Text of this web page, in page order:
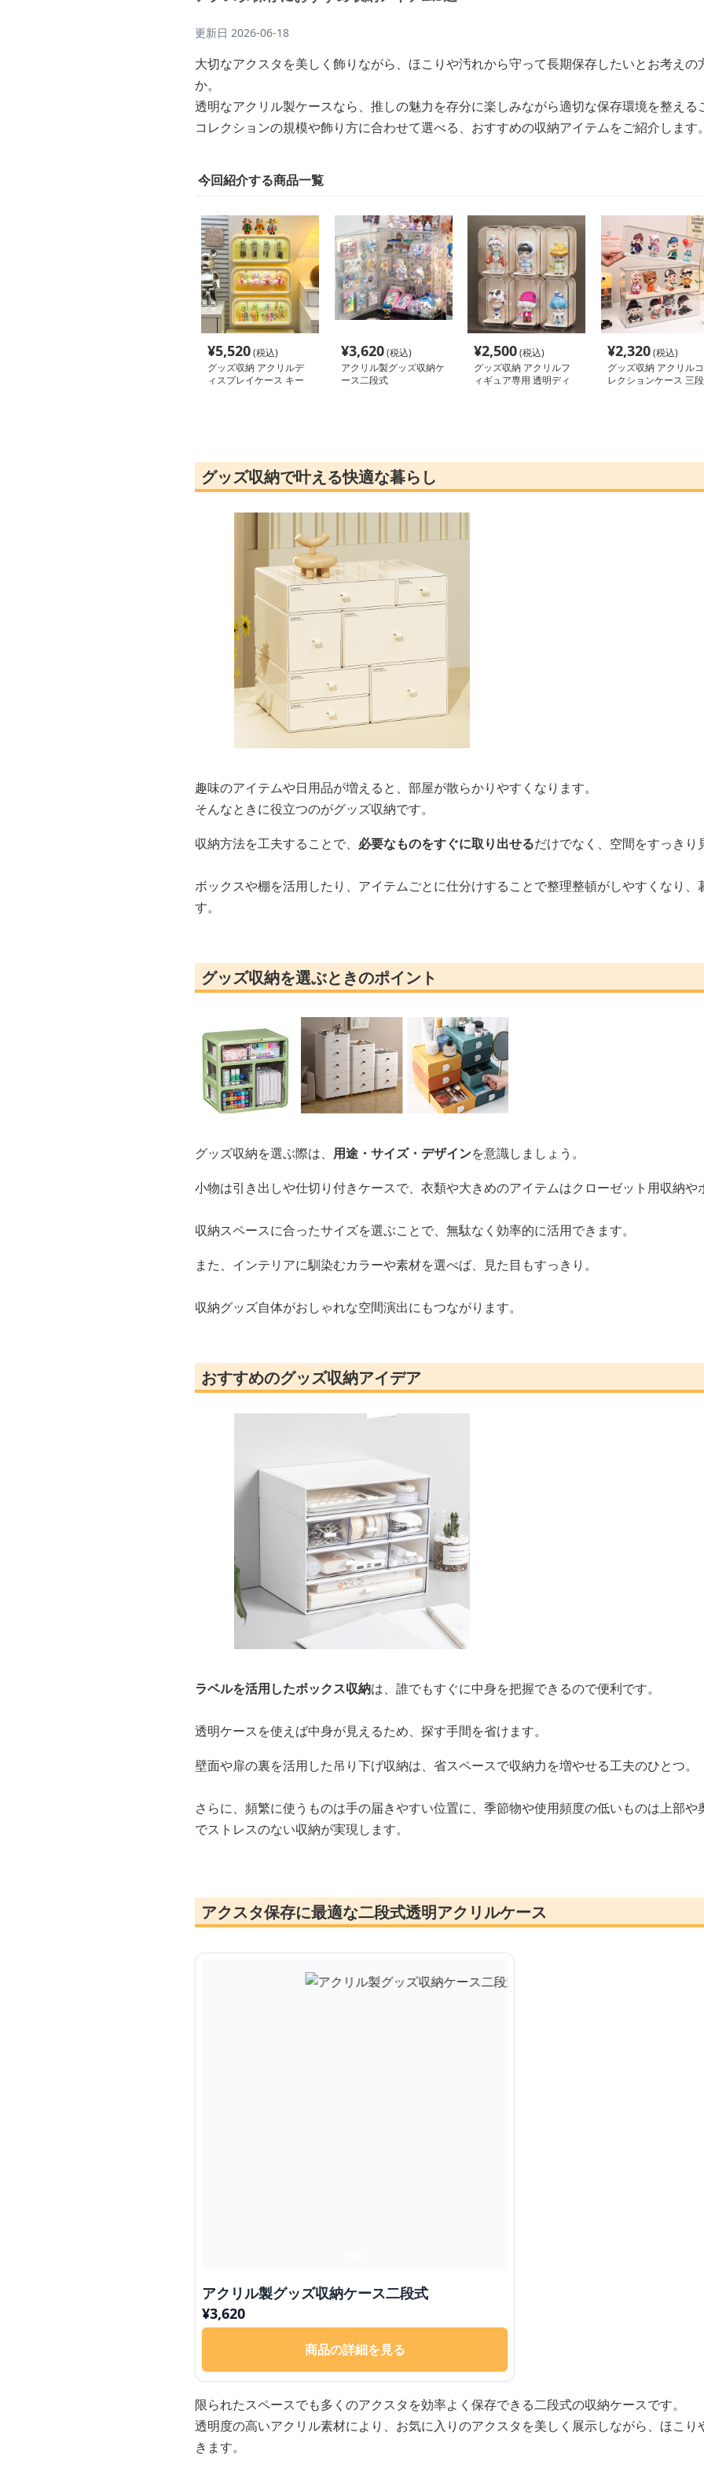
更新日 2026-06-18
大切なアクスタを美しく飾りながら、ほこりや汚れから守って長期保存したいとお考えの
か。
透明なアクリル製ケースなら、推しの魅力を存分に楽しみながら適切な保存環境を整える
コレクションの規模や飾り方に合わせて選べる、おすすめの収納アイテムをご紹介します。
今回紹介する商品一覧
¥5,520(税込)
グッズ収納 アクリルデ
ィスプレイケース キー
¥3,620(税込)
アクリル製グッズ収納ケ
ース二段式
¥2,500(税込)
グッズ収納 アクリルフ
ィギュア専用 透明ディ
¥2,320(税込)
グッズ収納 アクリルコ
レクションケース 三段
グッズ収納で叶える快適な暮らし
趣味のアイテムや日用品が増えると、部屋が散らかりやすくなります。
そんなときに役立つのがグッズ収納です。
収納方法を工夫することで、 必要なものをすぐに取り出せるだけでなく、空間をすっきり
ボックスや棚を活用したり、アイテムごとに仕分けすることで整理整頓がしやすくなり、
す。
グッズ収納を選ぶときのポイント
グッズ収納を選ぶ際は、 用途・サイズ・デザインを意識しましょう。
小物は引き出しや仕切り付きケースで、衣類や大きめのアイテムはクローゼット用収納や
収納スペースに合ったサイズを選ぶことで、無駄なく効率的に活用できます。
また、インテリアに馴染むカラーや素材を選べば、見た目もすっきり。
収納グッズ自体がおしゃれな空間演出にもつながります。
おすすめのグッズ収納アイデア
ラベルを活用したボックス収納は、誰でもすぐに中身を把握できるので便利です。
透明ケースを使えば中身が見えるため、探す手間を省けます。
壁面や扉の裏を活用した吊り下げ収納は、省スペースで収納力を増やせる工夫のひとつ。
さらに、頻繁に使うものは手の届きやすい位置に、季節物や使用頻度の低いものは上部
でストレスのない収納が実現します。
アクスタ保存に最適な二段式透明アクリルケース
アクリル製グッズ収納ケース二段式
¥3,620
商品の詳細を見る
限られたスペースでも多くのアクスタを効率よく保存できる二段式の収納ケースです。
透明度の高いアクリル素材により、お気に入りのアクスタを美しく展示しながら、ほこ
きます。